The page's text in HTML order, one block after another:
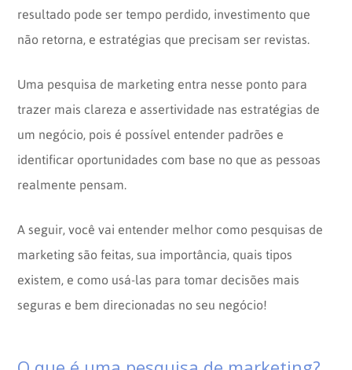
resultado pode ser tempo perdido, investimento que
não retorna, e estratégias que precisam ser revistas.
Uma pesquisa de marketing entra nesse ponto para
trazer mais clareza e assertividade nas estratégias de
um negócio, pois é possível entender padrões e
identificar oportunidades com base no que as pessoas
realmente pensam.
A seguir, você vai entender melhor como pesquisas de
marketing são feitas, sua importância, quais tipos
existem, e como usá-las para tomar decisões mais
seguras e bem direcionadas no seu negócio!